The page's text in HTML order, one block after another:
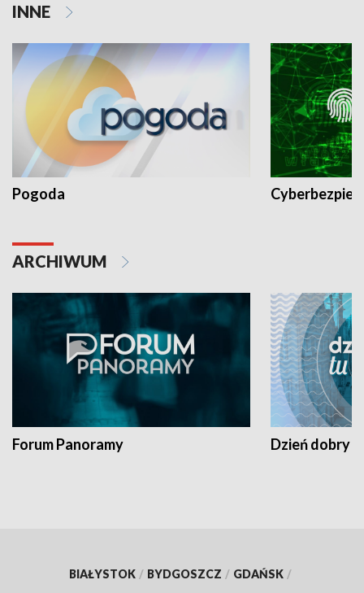
INNE
Pogoda
ARCHIWUM
Forum Panoramy Dzień dobry
BIAŁYSTOK / BYDGOSZCZ / GDAŃSK /